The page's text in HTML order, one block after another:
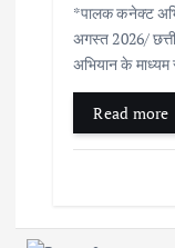
*पालक कनेक्ट
अगस्त 2026/
अभियान के
Read more